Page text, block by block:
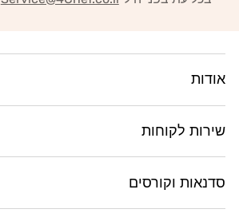
אודות
שירות לקוחות
סדנאות וקורסים